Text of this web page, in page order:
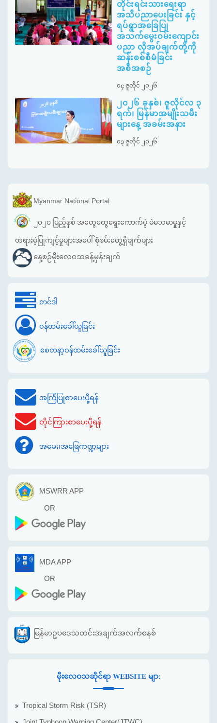
တိုင်းရင်းသားရေးရာ
အသိပညာပေးခြင်း နှင့်
ရပ်ရွာအခြေပြု
အသက်မွေးဝမ်းကျောင်း
ပညာ လိုအပ်ချက်တို့ကို
ဆန်းစစ်စီမံခြင်း
အစီအစဉ်
၀၄ ဇူလိုင် ၂၀၂၆
၂၀၂၆ ခုနှစ်၊ ဇူလိုင်လ ၃
ရက်၊ မြန်မာအမျိုးသမီး
များနေ့ အခမ်းအနား
၀၃ ဇူလိုင် ၂၀၂၆
Myanmar National Portal
၂၀၂၀ ပြည့်နှစ် အထွေထွေရွေးကောက်ပွဲ မဲမသမာမှုနှင့်
တရားမဲ့ပြုကျင့်မှုများအပေါ် စုံစမ်းတွေ့ရှိချက်များ
နေ့စဉ်မိုးလေဝသခန့်မှန်းချက်
တင်ဒါ
ဝန်ထမ်းခေါ်ယူခြင်း
စေတနာ့ဝန်ထမ်းခေါ်ယူခြင်း
အကြံပြုစာပေးပို့ရန်
တိုင်ကြားစာပေးပို့ရန်
အမေး၊အဖြေကဏ္ဍများ
MSWRR APP
OR
MDA APP
OR
မြန်မာဥပဒေသတင်းအချက်အလက်စနစ်
မိုးလေဝသဆိုင်ရာ WEBSITE မျာ:
Tropical Storm Risk (TSR)